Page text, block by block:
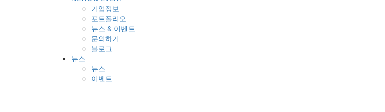
기업정보
포트폴리오
뉴스 & 이벤트
문의하기
블로그
뉴스
뉴스
이벤트